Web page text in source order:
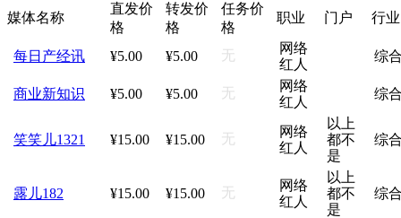
媒体名称
直发价
格
转发价
格
任务价
格
职业 门户 行业
每日产经讯 ¥5.00 ¥5.00 无
网络
红人
综
商业新知识 ¥5.00 ¥5.00 无
网络
红人
综
笑笑儿1321 ¥15.00 ¥15.00 无
网络
红人
以上
都不
是
综
露儿182 ¥15.00 ¥15.00 无
网络
红人
以上
都不
是
综